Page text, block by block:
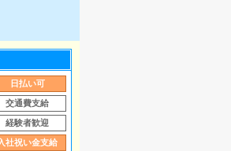
日払い可
交通費支給
経験者歓迎
社祝い金支給